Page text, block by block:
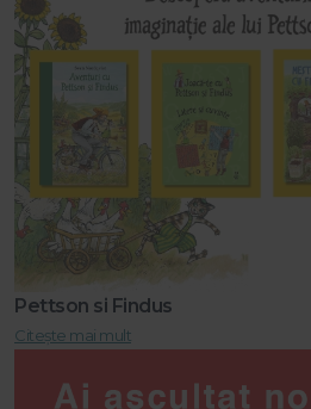
Pettson si Findus
Citește mai mult